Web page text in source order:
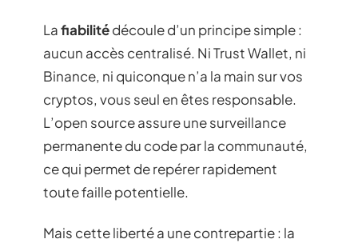
Lafiabilitédécoule d’un principe simple :
aucun accès centralisé. Ni Trust Wallet, ni
Binance, ni quiconque n’a la main sur vos
cryptos, vous seul en êtes responsable.
L’open source assure une surveillance
permanente du code par la communauté,
ce qui permet de repérer rapidement
toute faille potentielle.
Mais cette liberté a une contrepartie : la